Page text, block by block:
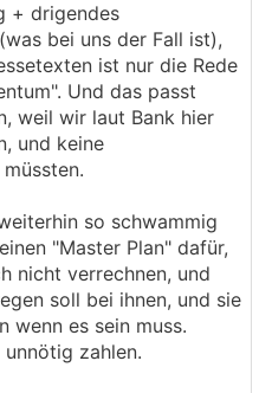
+ drigendes
bei uns der Fall ist),
ist nur die Rede
Und das passt
weil wir laut Bank hier
und keine
so schwammig
"Master Plan" dafür,
nicht verrechnen, und
soll bei ihnen, und sie
wenn es sein muss.
zahlen.